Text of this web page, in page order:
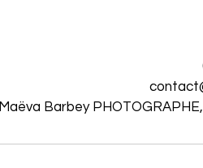
Maëva Barbey